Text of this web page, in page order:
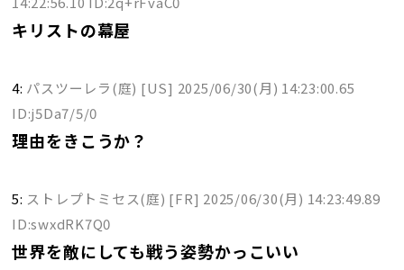
キリストの幕屋
4: パスツーレラ(庭) [US] 2025/06/30(月) 14:23:00.65
ID:j5Da7/5/0
理由をきこうか？
5: ストレプトミセス(庭) [FR] 2025/06/30(月) 14:23:49.89
ID:swxdRK7Q0
世界を敵にしても戦う姿勢かっこいい